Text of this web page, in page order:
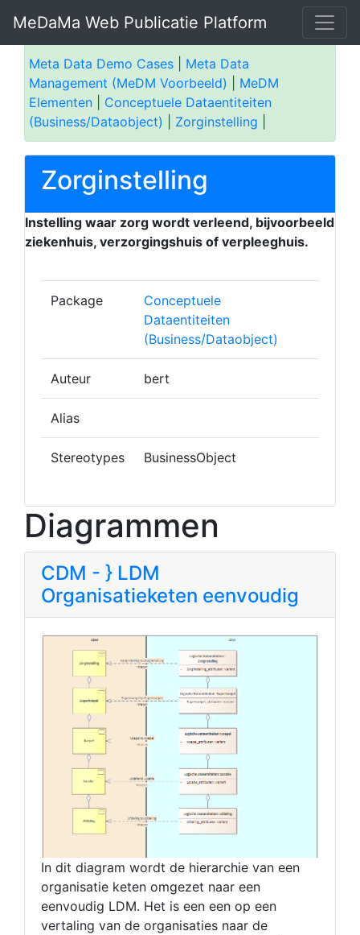
MeDaMa Web Publicatie Platform
Meta Data Demo Cases
Meta Data
Management (MeDM Voorbeeld)
MeDM
Elementen
Conceptuele Dataentiteiten
(Business/Dataobject)
Zorginstelling
Zorginstelling
Instelling waar zorg wordt verleend, bijvoorbeeld
ziekenhuis, verzorgingshuis of verpleeghuis.
Package
Conceptuele
Dataentiteiten
(Business/Dataobject)
Auteur bert
Alias
Stereotypes BusinessObject
Diagrammen
CDM - } LDM
Organisatieketen eenvoudig
In dit diagram wordt de hierarchie van een
organisatie keten omgezet naar een
eenvoudig LDM. Het is een een op een
vertaling van de organisaties naar de